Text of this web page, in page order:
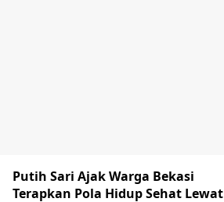
Putih Sari Ajak Warga Bekasi
Terapkan Pola Hidup Sehat Lewat